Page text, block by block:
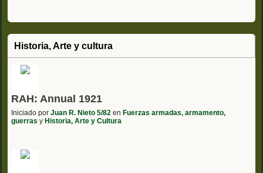
Historia, Arte y cultura
RAH: Annual 1921
Iniciado por Juan R. Nieto 5/82 en Fuerzas armadas, armamento,
guerras y Historia, Arte y Cultura